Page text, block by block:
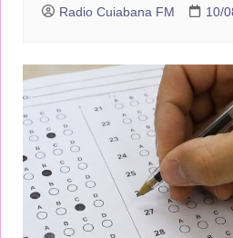
Radio Cuiabana FM 10/